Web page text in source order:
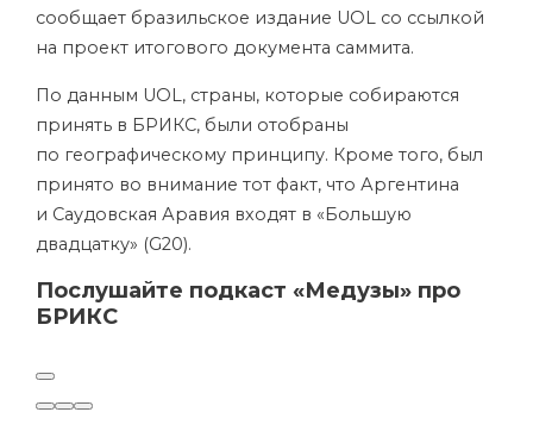
сообщает бразильское издание UOL со ссылкой
на проект итогового документа саммита.
По данным UOL, страны, которые собираются
принять в БРИКС, были отобраны
по географическому принципу. Кроме того, был
принято во внимание тот факт, что Аргентина
и Саудовская Аравия входят в «Большую
двадцатку» (G20).
Послушайте подкаст «Медузы» про
БРИКС